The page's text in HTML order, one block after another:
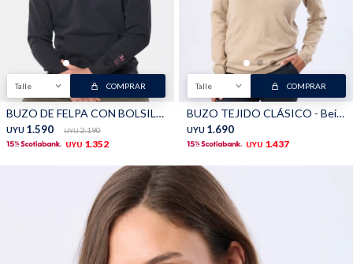
Talle COMPRAR
BUZO DE FELPA CON BOLSILLO - Negro
UYU 1.590 UYU 2.190
UYU 1.352
Talle COMPRAR
BUZO TEJIDO CLÁSICO - Beige
UYU 1.690
UYU 1.437